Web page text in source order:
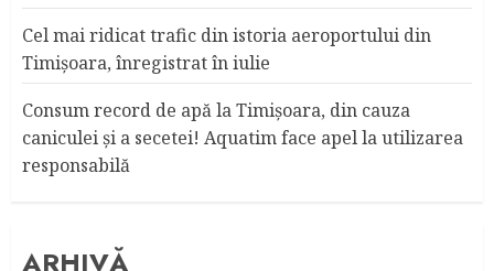
Cel mai ridicat trafic din istoria aeroportului din
Timişoara, înregistrat în iulie
Consum record de apă la Timişoara, din cauza
caniculei şi a secetei! Aquatim face apel la utilizarea
responsabilă
ARHIVĂ